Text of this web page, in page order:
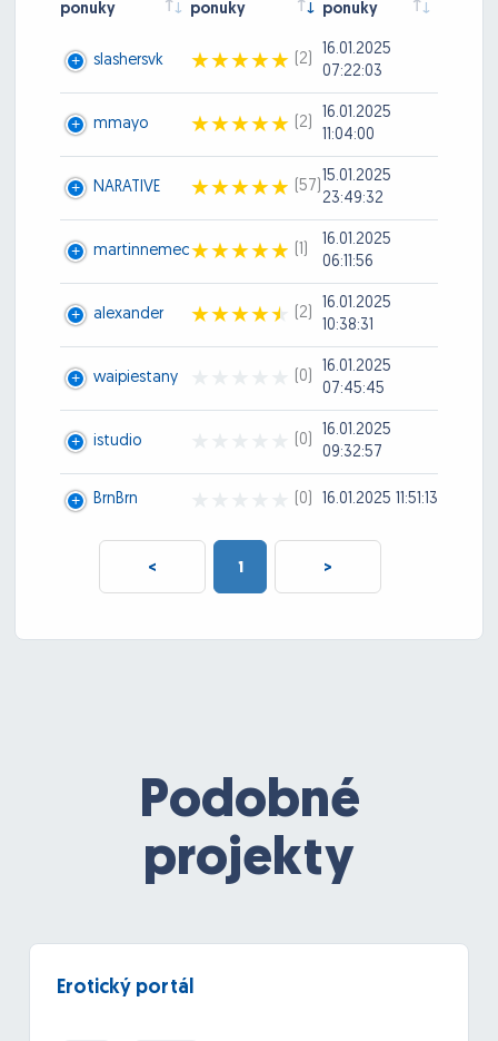
ponuky
ponuky
ponuky
slashersvk (2)
16.01.2025
07:22:03
mmayo (2)
16.01.2025
11:04:00
NARATIVE (57)
15.01.2025
23:49:32
martinnemec (1)
16.01.2025
06:11:56
alexander (2)
16.01.2025
10:38:31
waipiestany (0)
16.01.2025
07:45:45
istudio (0)
16.01.2025
09:32:57
BrnBrn (0) 16.01.2025 11:51:13
< 1 >
Podobné
projekty
Erotický portál